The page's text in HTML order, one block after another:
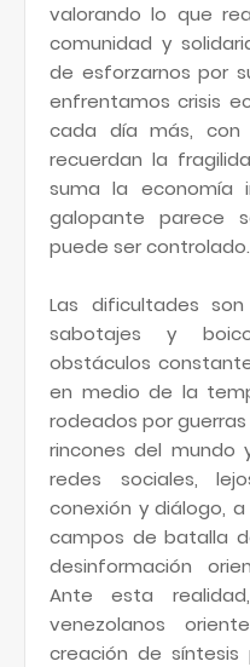
valorando lo que
comunidad y
de esforzarnos por
enfrentamos crisis
cada día más, con
recuerdan la
suma la economía
galopante parece
puede ser controlado.
Las dificultades
sabotajes y
obstáculos
en medio de la
rodeados por
rincones del mundo
redes sociales,
conexión y diálogo,
campos de batalla
desinformación
Ante esta
venezolanos
creación de síntesis